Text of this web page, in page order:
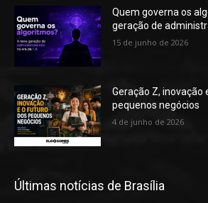
Quem governa os
geração de
15 de junho de 2026
Geração Z, inovação
pequenos negócios
4 de junho de 2026
Últimas notícias de Brasília